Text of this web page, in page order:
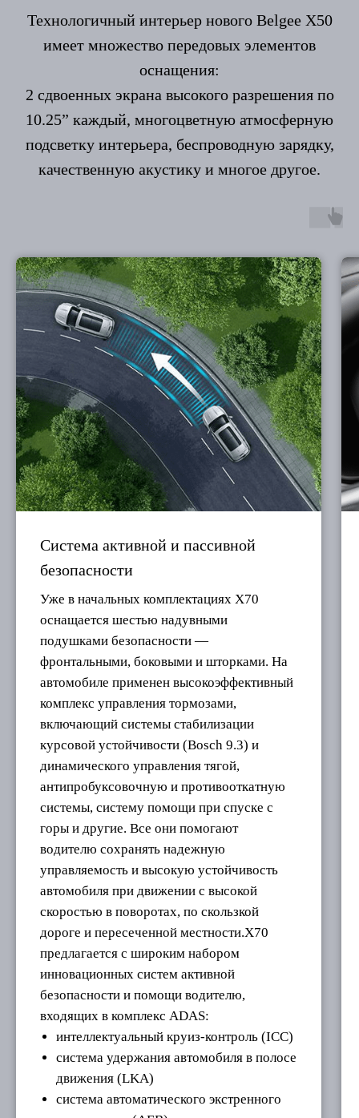
Технологичный интерьер нового Belgee X50
имеет множество передовых элементов
оснащения:
2 сдвоенных экрана высокого разрешения по
10.25” каждый, многоцветную атмосферную
подсветку интерьера, беспроводную зарядку,
качественную акустику и многое другое.
Система активной и пассивной
безопасности
Уже в начальных комплектациях X70
оснащается шестью надувными
подушками безопасности —
фронтальными, боковыми и шторками. На
автомобиле применен высокоэффективный
комплекс управления тормозами,
включающий системы стабилизации
курсовой устойчивости (Bosch 9.3) и
динамического управления тягой,
антипробуксовочную и противооткатную
системы, систему помощи при спуске с
горы и другие. Все они помогают
водителю сохранять надежную
управляемость и высокую устойчивость
автомобиля при движении с высокой
скоростью в поворотах, по скользкой
дороге и пересеченной местности.X70
предлагаетcя с широким набором
инновационных систем активной
безопасности и помощи водителю,
входящих в комплекс ADAS:
интеллектуальный круиз-контроль (ICC)
система удержания автомобиля в полосе
движения (LKA)
система автоматического экстренного